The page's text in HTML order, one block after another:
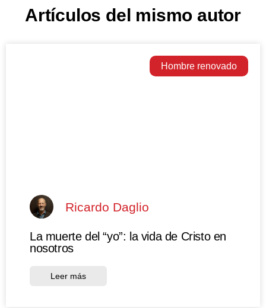
Artículos del mismo autor
Hombre renovado
Ricardo Daglio
La muerte del “yo”: la vida de Cristo en
nosotros
Leer más